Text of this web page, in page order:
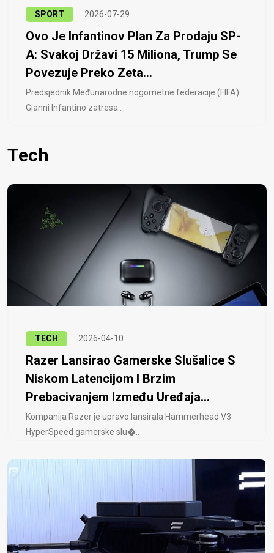
SPORT 2026-07-29
Ovo Je Infantinov Plan Za Prodaju SP-
A: Svakoj Državi 15 Miliona, Trump Se
Povezuje Preko Zeta...
Predsjednik Međunarodne nogometne federacije (FIFA)
Gianni Infantino zatresa..
Tech
TECH 2026-04-10
Razer Lansirao Gamerske Slušalice S
Niskom Latencijom I Brzim
Prebacivanjem Između Uređaja...
Kompanija Razer je upravo lansirala Hammerhead V3
HyperSpeed ​​gamerske slu�..